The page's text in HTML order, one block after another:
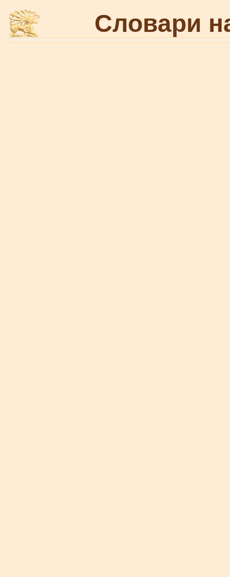
Словари